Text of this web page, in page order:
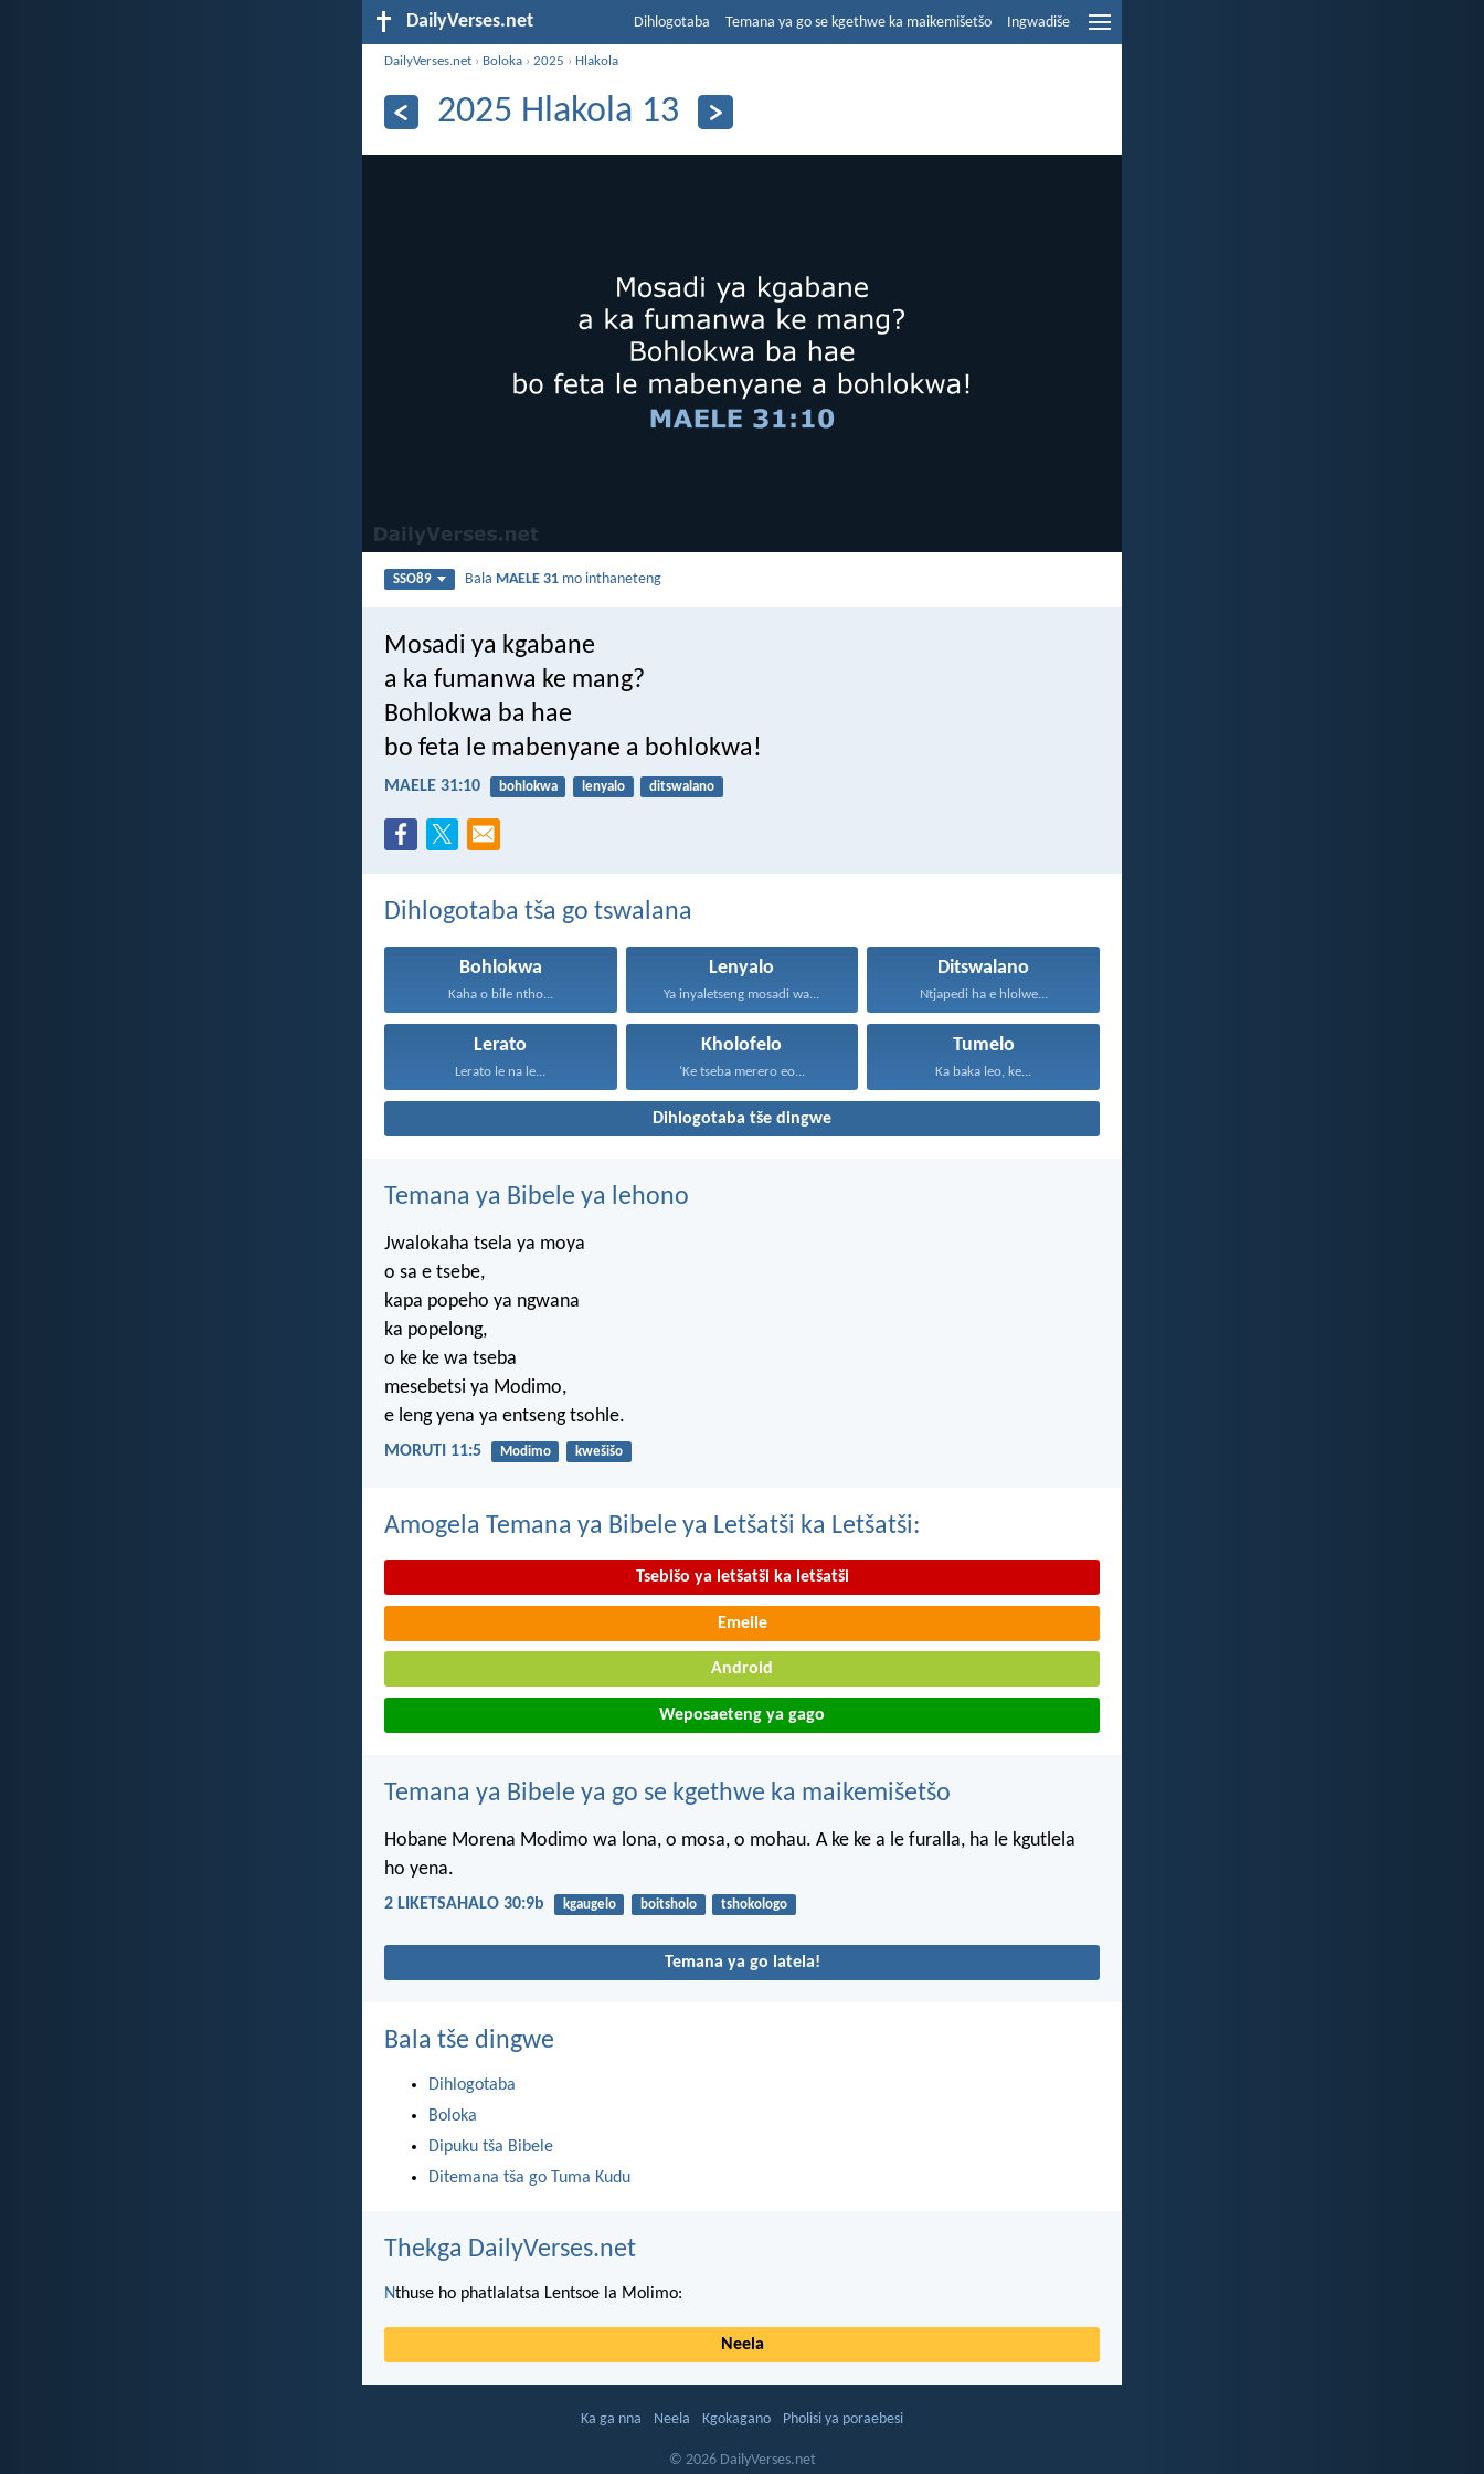
DailyVerses.net Dihlogotaba Temana ya go se kgethwe ka maikemišetšo Ingwadiše
DailyVerses.net › Boloka ›2025 › Hlakola
2025 Hlakola 13
SSO89 Bala MAELE 31 mo inthaneteng
Mosadi ya kgabane
a ka fumanwa ke mang?
Bohlokwa ba hae
bo feta le mabenyane a bohlokwa!
MAELE 31:10 bohlokwa lenyalo ditswalano
Dihlogotaba tša go tswalana
Bohlokwa
Kaha o bile ntho...
Lenyalo
Ya inyaletseng mosadi wa...
Ditswalano
Ntjapedi ha e hlolwe...
Lerato
Lerato le na le...
Kholofelo
‘Ke tseba merero eo...
Tumelo
Ka baka leo, ke...
Dihlogotaba tše dingwe
Temana ya Bibele ya lehono
Jwalokaha tsela ya moya
o sa e tsebe,
kapa popeho ya ngwana
ka popelong,
o ke ke wa tseba
mesebetsi ya Modimo,
e leng yena ya entseng tsohle.
MORUTI 11:5 Modimo kwešišo
Amogela Temana ya Bibele ya Letšatši ka Letšatši:
Tsebišo ya letšatši ka letšatši
Emeile
Android
Weposaeteng ya gago
Temana ya Bibele ya go se kgethwe ka maikemišetšo
Hobane Morena Modimo wa lona, o mosa, o mohau. A ke ke a le furalla, ha le kgutlela
ho yena.
2 LIKETSAHALO 30:9b kgaugelo boitsholo tshokologo
Temana ya go latela!
Bala tše dingwe
Dihlogotaba
Boloka
Dipuku tša Bibele
Ditemana tša go Tuma Kudu
Thekga DailyVerses.net
Nthuse ho phatlalatsa Lentsoe la Molimo:
Neela
Ka ga nna Neela Kgokagano Pholisi ya poraebesi
© 2026 DailyVerses.net